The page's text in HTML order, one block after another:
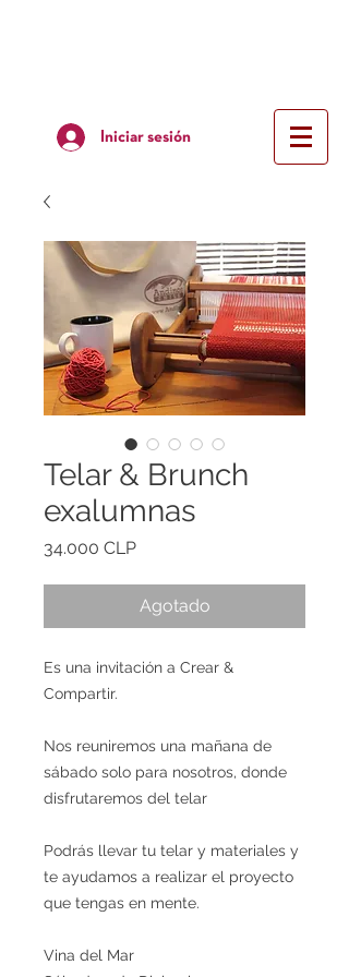
Iniciar sesión
Telar & Brunch
exalumnas
34.000 CLPPrecio
Agotado
Es una invitación a Crear &
Compartir.
Nos reuniremos una mañana de
sábado solo para nosotros, donde
disfrutaremos del telar
Podrás llevar tu telar y materiales y
te ayudamos a realizar el proyecto
que tengas en mente.
Vina del Mar